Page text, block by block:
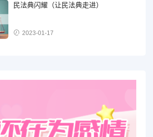
民法典闪耀（让民法典走进）
2023-01-17